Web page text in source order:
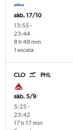
sáb. 17/10
13:55-
23:44
1 escala
8 h 49 min
CLO PHL
sáb. 5/9
5:25-
23:42
17 h 17 min